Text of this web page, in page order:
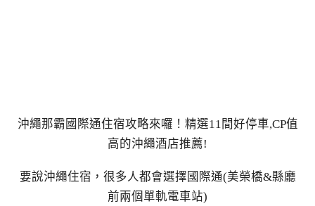
沖繩那霸國際通住宿攻略來囉！精選11間好停車,CP值
高的沖繩酒店推薦!
要說沖繩住宿，很多人都會選擇國際通(美榮橋&縣廳
前兩個單軌電車站)